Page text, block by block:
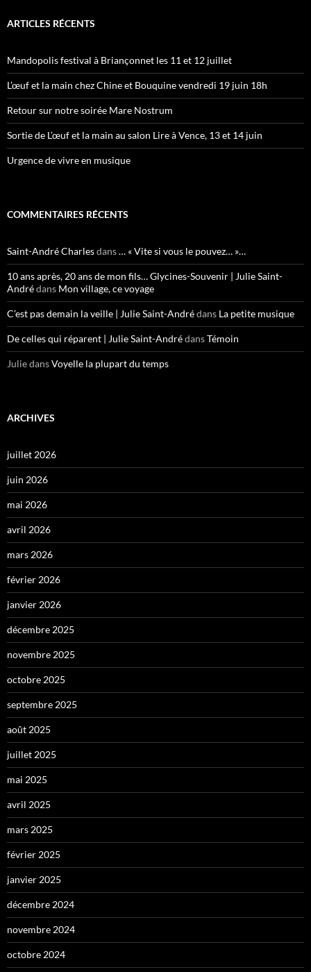
ARTICLES RÉCENTS
Mandopolis festival à Briançonnet les 11 et 12 juillet
L’œuf et la main chez Chine et Bouquine vendredi 19 juin 18h
Retour sur notre soirée Mare Nostrum
Sortie de L’œuf et la main au salon Lire à Vence, 13 et 14 juin
Urgence de vivre en musique
COMMENTAIRES RÉCENTS
Saint-André Charlesdans… « Vite si vous le pouvez… »…
10 ans après, 20 ans de mon fils… Glycines-Souvenir | Julie Saint-
Andrédans Mon village, ce voyage
C’est pas demain la veille | Julie Saint-Andrédans La petite musique
De celles qui réparent | Julie Saint-AndrédansTémoin
JuliedansVoyelle la plupart du temps
ARCHIVES
juillet 2026
juin 2026
mai 2026
avril 2026
mars 2026
février 2026
janvier 2026
décembre 2025
novembre 2025
octobre 2025
septembre 2025
août 2025
juillet 2025
mai 2025
avril 2025
mars 2025
février 2025
janvier 2025
décembre 2024
novembre 2024
octobre 2024